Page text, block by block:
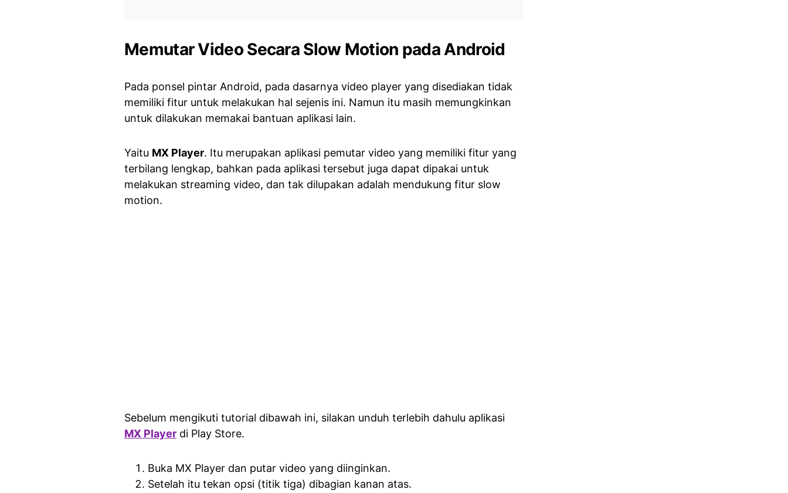
Memutar Video Secara Slow Motion pada Android
Pada ponsel pintar Android, pada dasarnya video player yang disediakan tidak
memiliki fitur untuk melakukan hal sejenis ini. Namun itu masih memungkinkan
untuk dilakukan memakai bantuan aplikasi lain.
Yaitu MX Player. Itu merupakan aplikasi pemutar video yang memiliki fitur yang
terbilang lengkap, bahkan pada aplikasi tersebut juga dapat dipakai untuk
melakukan streaming video, dan tak dilupakan adalah mendukung fitur slow
motion.
Sebelum mengikuti tutorial dibawah ini, silakan unduh terlebih dahulu aplikasi
MX Player di Play Store.
Buka MX Player dan putar video yang diinginkan.
Setelah itu tekan opsi (titik tiga) dibagian kanan atas.